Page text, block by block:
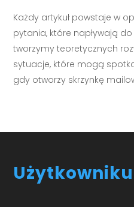
Każdy artykuł powstaje w
pytania, które napływają
tworzymy teoretycznych
sytuacje, które mogą
gdy otworzy skrzynkę